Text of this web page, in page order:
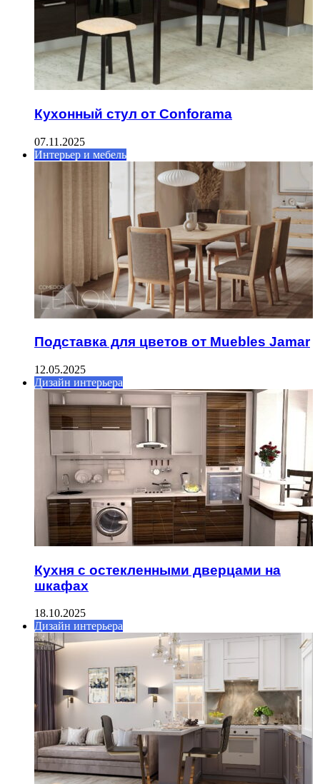
Кухонный стул от Conforama
07.11.2025
Интерьер и мебель
Подставка для цветов от Muebles Jamar
12.05.2025
Дизайн интерьера
Кухня с остекленными дверцами на
шкафах
18.10.2025
Дизайн интерьера